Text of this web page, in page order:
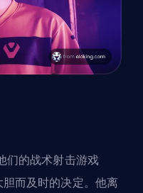
的战术射击游戏
而及时的决定。他离